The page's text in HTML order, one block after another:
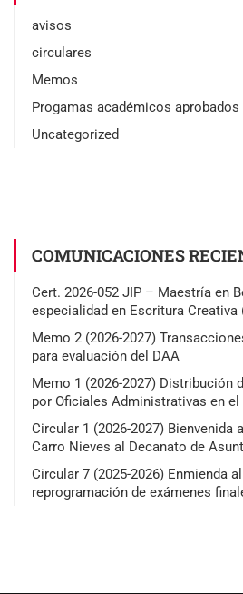
avisos
circulares
Memos
Progamas académicos aprobados
Uncategorized
COMUNICACIONES
Cert. 2026-052 JIP – Maestría en
especialidad en Escritura
Memo 2 (2026-2027)
para evaluación del DAA
Memo 1 (2026-2027) Distribución
por Oficiales Administrativas en el
Circular 1 (2026-2027) Bienvenida
Carro Nieves al Decanato de
Circular 7 (2025-2026) Enmienda
reprogramación de exámenes